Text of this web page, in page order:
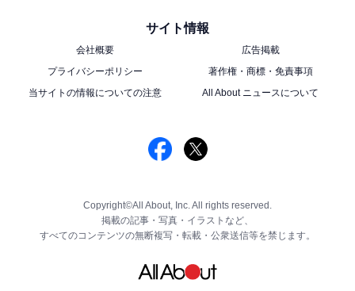
サイト情報
会社概要
広告掲載
プライバシーポリシー
著作権・商標・免責事項
当サイトの情報についての注意
All About ニュースについて
Copyright©All About, Inc. All rights reserved.
掲載の記事・写真・イラストなど、
すべてのコンテンツの無断複写・転載・公衆送信等を禁じます。